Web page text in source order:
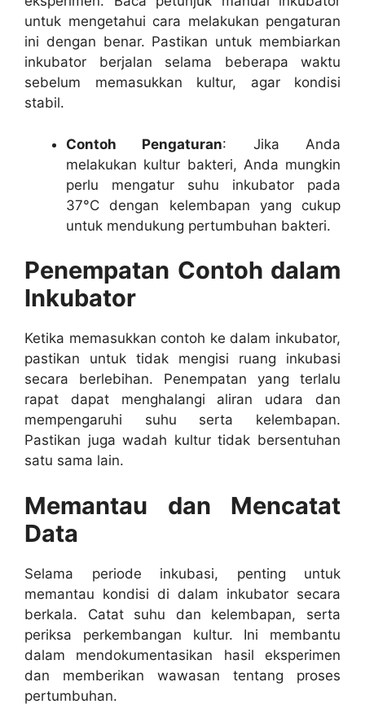
untuk mengetahui cara melakukan pengaturan
ini dengan benar. Pastikan untuk membiarkan
inkubator berjalan selama beberapa waktu
sebelum memasukkan kultur, agar kondisi
stabil.
Contoh Pengaturan: Jika Anda
melakukan kultur bakteri, Anda mungkin
perlu mengatur suhu inkubator pada
37°C dengan kelembapan yang cukup
untuk mendukung pertumbuhan bakteri.
Penempatan Contoh dalam
Inkubator
Ketika memasukkan contoh ke dalam inkubator,
pastikan untuk tidak mengisi ruang inkubasi
secara berlebihan. Penempatan yang terlalu
rapat dapat menghalangi aliran udara dan
mempengaruhi suhu serta kelembapan.
Pastikan juga wadah kultur tidak bersentuhan
satu sama lain.
Memantau dan Mencatat
Data
Selama periode inkubasi, penting untuk
memantau kondisi di dalam inkubator secara
berkala. Catat suhu dan kelembapan, serta
periksa perkembangan kultur. Ini membantu
dalam mendokumentasikan hasil eksperimen
dan memberikan wawasan tentang proses
pertumbuhan.